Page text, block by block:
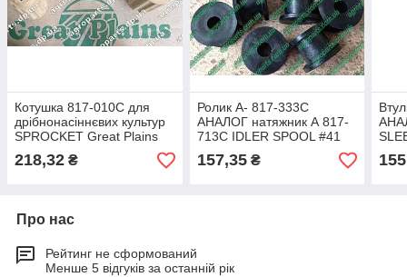
Котушка 817-010C для
дрібнонасіннєвих культур
SPROCKET Great Plains
817-010С шестерня для
ріпаку і трави
218,32 ₴
Ролик А- 817-333C
АНАЛОГ натяжник А 817-
713С IDLER SPOOL #41
817-713 C Great Plains
817 333С
157,35₴
Про нас
Рейтинг не сформований
Менше 5 відгуків за останній рік